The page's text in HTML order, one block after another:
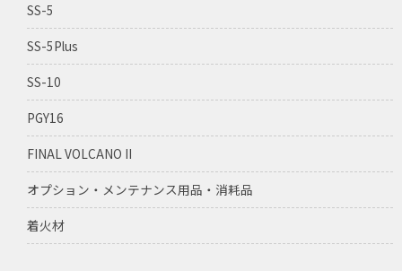
SS-5
SS-5Plus
SS-10
PGY16
FINAL VOLCANO II
オプション・メンテナンス用品・消耗品
着火材